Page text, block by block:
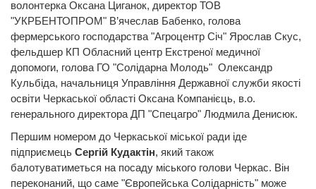
волонтерка Оксана Циганок, директор ТОВ
"УКРБЕНТОПРОМ" В’ячеслав Бабенко, голова
фермерського господарства "Агроцентр Січ" Ярослав Скус,
фельдшер КП Обласний центр Екстреної медичної
допомоги, голова ГО "Солідарна Молодь" Олександр
Кульбіда, начальниця Управління Державної служби якості
освіти Черкаської області Оксана Компанієць, в.о.
генерального директора ДП "Спецагро" Людмила Денисюк.
Першим номером до Черкаської міської ради іде
підприємець Сергій Кудактін, який також
балотуватиметься на посаду міського голови Черкас. Він
переконаний, що саме "Європейська Солідарність" може